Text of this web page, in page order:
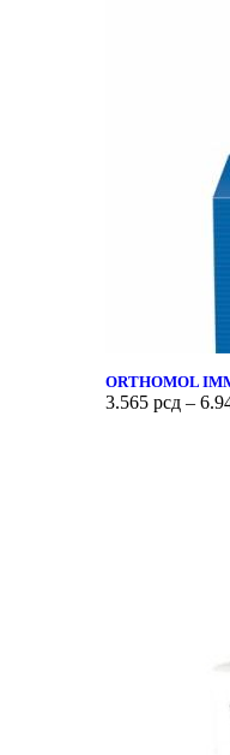
ORTHOMOL
3.565 рсд –